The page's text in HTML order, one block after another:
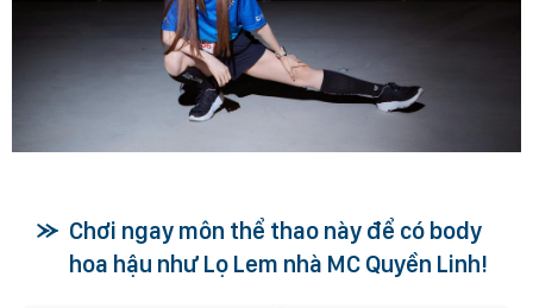
Chơi ngay môn thể thao này để có body
hoa hậu như Lọ Lem nhà MC Quyền Linh!